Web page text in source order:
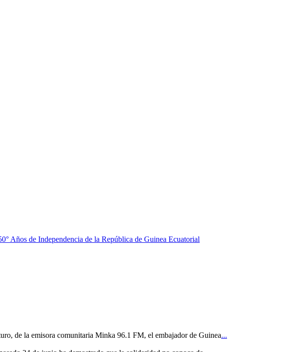
Años de Independencia de la República de Guinea Ecuatorial
de la emisora comunitaria Minka 96.1 FM, el embajador de Guinea...